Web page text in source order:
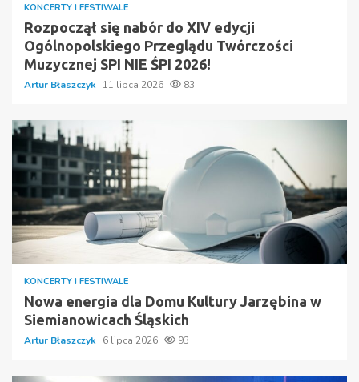
KONCERTY I FESTIWALE
Rozpoczął się nabór do XIV edycji
Ogólnopolskiego Przeglądu Twórczości
Muzycznej SPI NIE ŚPI 2026!
Artur Błaszczyk 11 lipca 2026 83
KONCERTY I FESTIWALE
Nowa energia dla Domu Kultury Jarzębina w
Siemianowicach Śląskich
Artur Błaszczyk 6 lipca 2026 93